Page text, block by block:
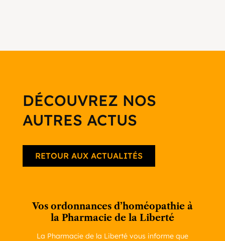
DÉCOUVREZ NOS
AUTRES ACTUS
RETOUR AUX ACTUALITÉS
Vos ordonnances d’homéopathie à
la Pharmacie de la Liberté
La Pharmacie de la Liberté vous informe que